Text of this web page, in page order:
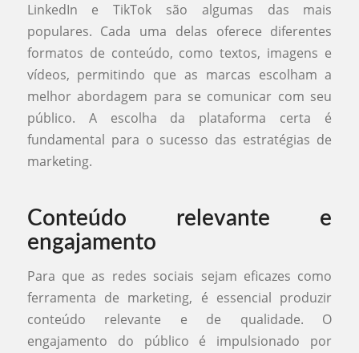
LinkedIn e TikTok são algumas das mais
populares. Cada uma delas oferece diferentes
formatos de conteúdo, como textos, imagens e
vídeos, permitindo que as marcas escolham a
melhor abordagem para se comunicar com seu
público. A escolha da plataforma certa é
fundamental para o sucesso das estratégias de
marketing.
Conteúdo relevante e
engajamento
Para que as redes sociais sejam eficazes como
ferramenta de marketing, é essencial produzir
conteúdo relevante e de qualidade. O
engajamento do público é impulsionado por